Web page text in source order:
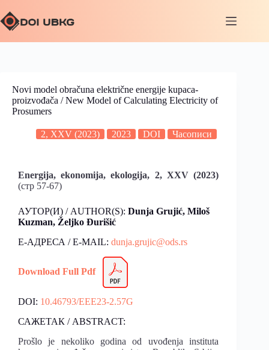
Novi model obračuna električne energije kupaca-
proizvođača / New Model of Calculating Electricity of
Prosumers
2, XXV (2023) 2023 DOI Часописи
Energija, ekonomija, ekologija, 2, XXV (2023)
(стр 57-67)
АУТОР(И) / AUTHOR(S): Dunja Grujić, Miloš
Kuzman, Željko Đurišić
Е-АДРЕСА / E-MAIL: dunja.grujic@ods.rs
Download Full Pdf
DOI: 10.46793/EEE23-2.57G
САЖЕТАК / ABSTRACT:
Prošlo je nekoliko godina od uvođenja instituta